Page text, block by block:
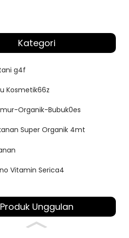
Kategori
Produk Unggulan